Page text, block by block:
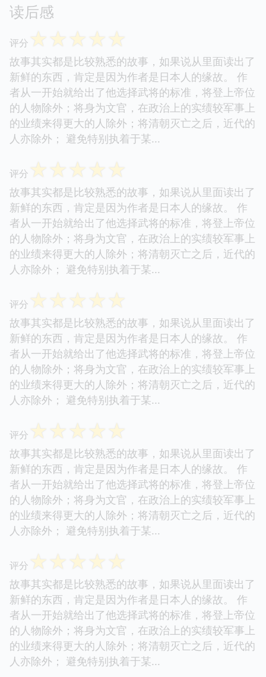
读后感
评分 ☆☆☆☆☆
故事其实都是比较熟悉的故事，如果说从里面读出了
新鲜的东西，肯定是因为作者是日本人的缘故。 作
者从一开始就给出了他选择武将的标准，将登上帝位
的人物除外；将身为文官，在政治上的实绩较军事上
的业绩来得更大的人除外；将清朝灭亡之后，近代的
人亦除外； 避免特别执着于某...
评分 ☆☆☆☆☆
故事其实都是比较熟悉的故事，如果说从里面读出了
新鲜的东西，肯定是因为作者是日本人的缘故。 作
者从一开始就给出了他选择武将的标准，将登上帝位
的人物除外；将身为文官，在政治上的实绩较军事上
的业绩来得更大的人除外；将清朝灭亡之后，近代的
人亦除外； 避免特别执着于某...
评分 ☆☆☆☆☆
故事其实都是比较熟悉的故事，如果说从里面读出了
新鲜的东西，肯定是因为作者是日本人的缘故。 作
者从一开始就给出了他选择武将的标准，将登上帝位
的人物除外；将身为文官，在政治上的实绩较军事上
的业绩来得更大的人除外；将清朝灭亡之后，近代的
人亦除外； 避免特别执着于某...
评分 ☆☆☆☆☆
故事其实都是比较熟悉的故事，如果说从里面读出了
新鲜的东西，肯定是因为作者是日本人的缘故。 作
者从一开始就给出了他选择武将的标准，将登上帝位
的人物除外；将身为文官，在政治上的实绩较军事上
的业绩来得更大的人除外；将清朝灭亡之后，近代的
人亦除外； 避免特别执着于某...
评分 ☆☆☆☆☆
故事其实都是比较熟悉的故事，如果说从里面读出了
新鲜的东西，肯定是因为作者是日本人的缘故。 作
者从一开始就给出了他选择武将的标准，将登上帝位
的人物除外；将身为文官，在政治上的实绩较军事上
的业绩来得更大的人除外；将清朝灭亡之后，近代的
人亦除外； 避免特别执着于某...